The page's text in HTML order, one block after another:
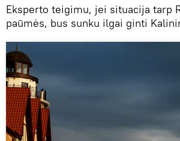
Eksperto teigimu, jei situacija tarp
paūmės, bus sunku ilgai ginti